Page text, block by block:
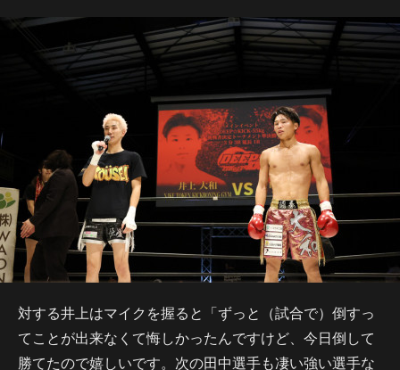
対する井上はマイクを握ると「ずっと（試合で）倒すっ
てことが出来なくて悔しかったんですけど、今日倒して
勝てたので嬉しいです。次の田中選手も凄い強い選手な